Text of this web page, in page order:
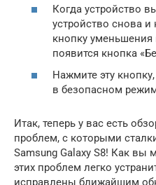
Когда устройство
устройство снова
кнопку уменьшения
появится кнопка
Нажмите эту
в безопасном
Итак, теперь у вас есть
проблем, с которыми
Samsung Galaxy S8! Как вы
этих проблем легко
исправлены ближайшим